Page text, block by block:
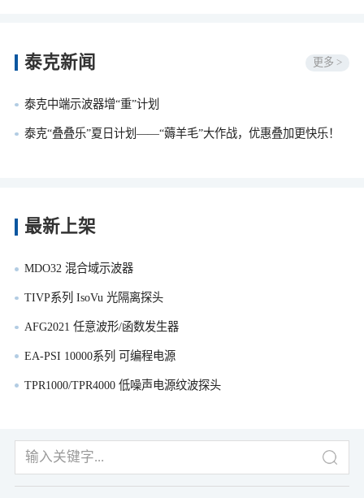
泰克新闻 更多 >
泰克中端示波器增“重”计划
泰克“叠叠乐”夏日计划——“薅羊毛”大作战，优惠叠加更快乐！
最新上架
MDO32 混合域示波器
TIVP系列 IsoVu 光隔离探头
AFG2021 任意波形/函数发生器
EA-PSI 10000系列 可编程电源
TPR1000/TPR4000 低噪声电源纹波探头